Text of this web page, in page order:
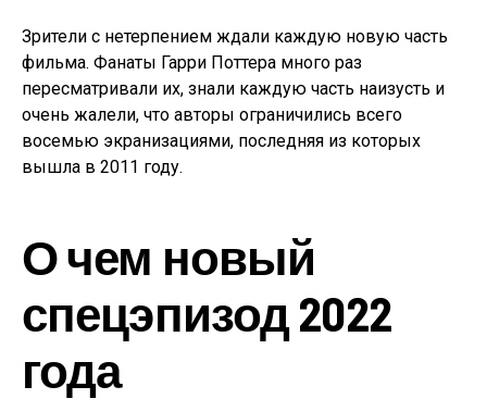
Зрители с нетерпением ждали каждую новую часть
фильма. Фанаты Гарри Поттера много раз
пересматривали их, знали каждую часть наизусть и
очень жалели, что авторы ограничились всего
восемью экранизациями, последняя из которых
вышла в 2011 году.
О чем новый
спецэпизод 2022
года